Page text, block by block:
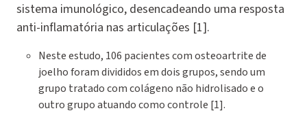
sistema imunológico, desencadeando uma resposta
anti-inflamatória nas articulações [1].
Neste estudo, 106 pacientes com osteoartrite de
joelho foram divididos em dois grupos, sendo um
grupo tratado com colágeno não hidrolisado e o
outro grupo atuando como controle [1].